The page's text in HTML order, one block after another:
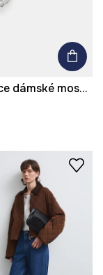
Náušnice dámské mosazné